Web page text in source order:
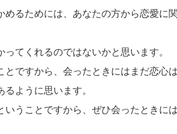
るためには、あなたの方から恋愛に
てくれるのではないかと思います。
とですから、会ったときにはまだ恋心
ように思います。
いうことですから、ぜひ会ったときに